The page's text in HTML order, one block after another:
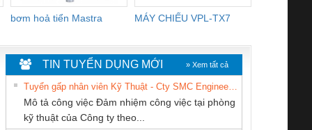
bơm hoả tiển Mastra MÁY CHIẾU VPL-TX7
TIN TUYỂN DỤNG MỚI » Xem tất cả
Mô tả công việc Đảm nhiệm công việc tại phòng
kỹ thuật của Công ty theo...